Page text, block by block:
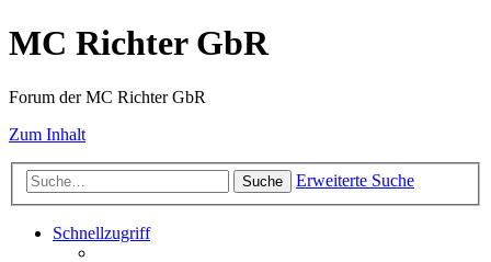
MC Richter GbR
Forum der MC Richter GbR
Zum Inhalt
Suche Erweiterte Suche
Schnellzugriff